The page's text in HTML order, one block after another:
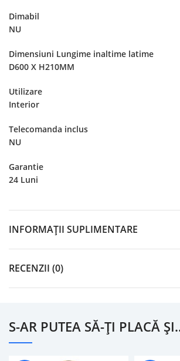
Dimabil
NU
Dimensiuni Lungime inaltime latime
D600 X H210MM
Utilizare
Interior
Telecomanda inclus
NU
Garantie
24 Luni
INFORMAȚII SUPLIMENTARE
RECENZII (0)
S-AR PUTEA SĂ-ȚI PLACĂ